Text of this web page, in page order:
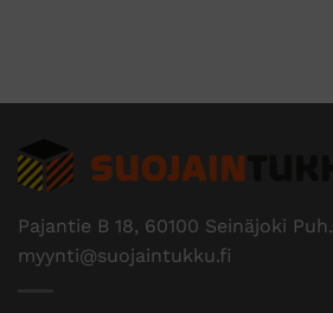
Pajantie B 18, 60100 Seinäjoki Puh.
myynti@suojaintukku.fi